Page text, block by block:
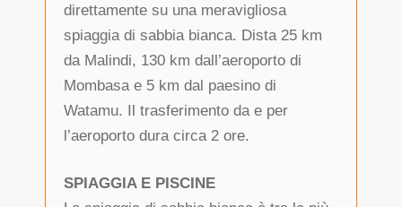
direttamente su una meravigliosa
spiaggia di sabbia bianca. Dista 25 km
da Malindi, 130 km dall’aeroporto di
Mombasa e 5 km dal paesino di
Watamu. Il trasferimento da e per
l’aeroporto dura circa 2 ore.
SPIAGGIA E PISCINE